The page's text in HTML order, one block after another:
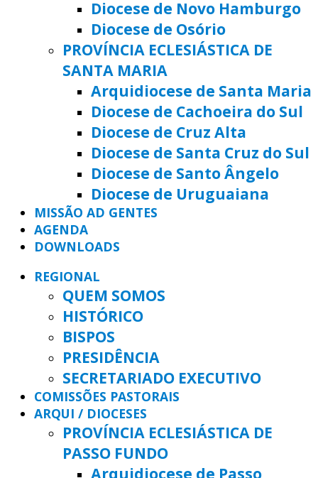
Diocese de Novo Hamburgo
Diocese de Osório
PROVÍNCIA ECLESIÁSTICA DE
SANTA MARIA
Arquidiocese de Santa Maria
Diocese de Cachoeira do Sul
Diocese de Cruz Alta
Diocese de Santa Cruz do Sul
Diocese de Santo Ângelo
Diocese de Uruguaiana
MISSÃO AD GENTES
AGENDA
DOWNLOADS
REGIONAL
QUEM SOMOS
HISTÓRICO
BISPOS
PRESIDÊNCIA
SECRETARIADO EXECUTIVO
COMISSÕES PASTORAIS
ARQUI / DIOCESES
PROVÍNCIA ECLESIÁSTICA DE
PASSO FUNDO
Arquidiocese de Passo